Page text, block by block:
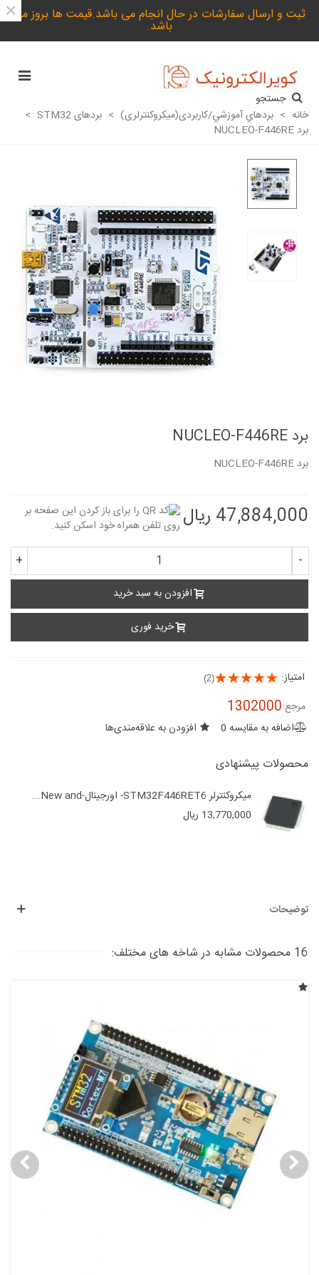
ثبت و ارسال سفارشات در حال انجام می باشد.قیمت ها بروز می
باشد.
×
جستجو
خانه > بردهاي آموزشي/کاربردی(میکروکنترلری) > بردهای STM32
>
برد NUCLEO-F446RE
برد NUCLEO-F446RE
برد NUCLEO-F446RE
47,884,000 ریال
-
+
افزودن به سبد خرید
خرید فوری
امتیاز: (2)
مرجع:1302000
اضافه به مقایسه 0 افزودن به علاقه‌مندی‌ها
محصولات پیشنهادی
میکروکنترلر STM32F446RET6- اورجینال-New and...
13,770,000 ریال
توضیحات
16 محصولات مشابه در شاخه های مختلف: